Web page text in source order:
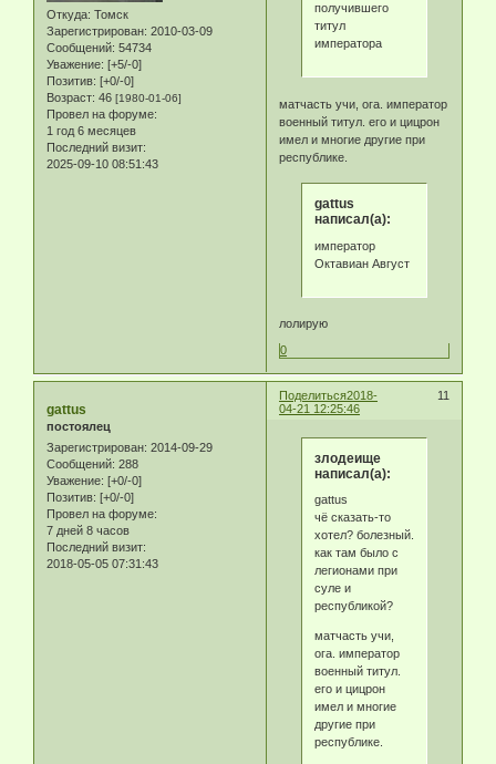
Откуда: Томск
Зарегистрирован: 2010-03-09
Сообщений: 54734
Уважение: [+5/-0]
Позитив: [+0/-0]
Возраст: 46 [1980-01-06]
Провел на форуме:
1 год 6 месяцев
Последний визит:
2025-09-10 08:51:43
получившего
титул
императора
матчасть учи, ога. император
военный титул. его и цицрон
имел и многие другие при
республике.
gattus
написал(а):
император
Октавиан Август
лолирую
0
Поделиться 11
2018-
04-21 12:25:46
gattus
постоялец
Зарегистрирован: 2014-09-29
Сообщений: 288
Уважение: [+0/-0]
Позитив: [+0/-0]
Провел на форуме:
7 дней 8 часов
Последний визит:
2018-05-05 07:31:43
злодеище
написал(а):
gattus
чё сказать-то
хотел? болезный.
как там было с
легионами при
суле и
республикой?
матчасть учи,
ога. император
военный титул.
его и цицрон
имел и многие
другие при
республике.